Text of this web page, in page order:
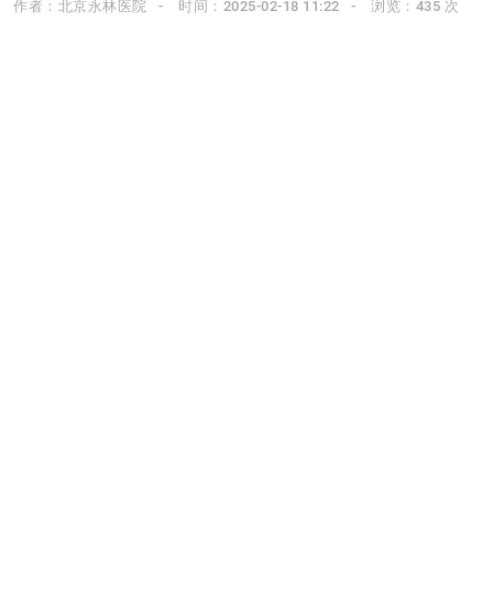
作者：北京永林医院 时间：2025-02-18 11:22 浏览：435 次